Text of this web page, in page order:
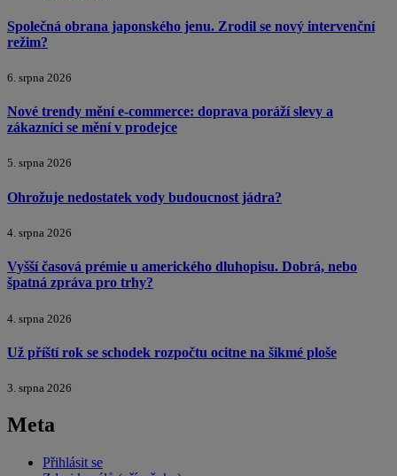
Společná obrana japonského jenu. Zrodil se nový intervenční
režim?
6. srpna 2026
Nové trendy mění e-commerce: doprava poráží slevy a
zákazníci se mění v prodejce
5. srpna 2026
Ohrožuje nedostatek vody budoucnost jádra?
4. srpna 2026
Vyšší časová prémie u amerického dluhopisu. Dobrá, nebo
špatná zpráva pro trhy?
4. srpna 2026
Už příští rok se schodek rozpočtu ocitne na šikmé ploše
3. srpna 2026
Meta
Přihlásit se